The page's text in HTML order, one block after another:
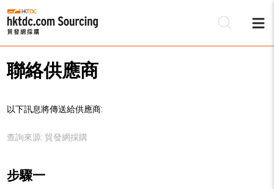
聯絡供應商
以下訊息將傳送給供應商:
查詢來源: 貿發網採購
步驟一